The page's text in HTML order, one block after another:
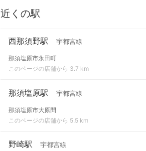
近くの駅
西那須野駅 宇都宮線
那須塩原市永田町
このページの店舗から 3.7 km
那須塩原駅 宇都宮線
那須塩原市大原間
このページの店舗から 5.5 km
野崎駅 宇都宮線